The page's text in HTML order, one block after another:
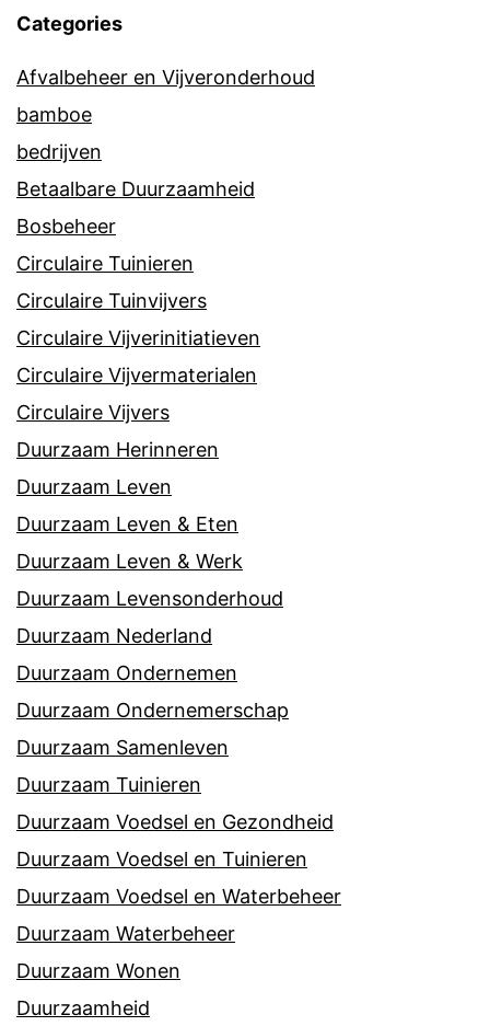
Categories
Afvalbeheer en Vijveronderhoud
bamboe
bedrijven
Betaalbare Duurzaamheid
Bosbeheer
Circulaire Tuinieren
Circulaire Tuinvijvers
Circulaire Vijverinitiatieven
Circulaire Vijvermaterialen
Circulaire Vijvers
Duurzaam Herinneren
Duurzaam Leven
Duurzaam Leven & Eten
Duurzaam Leven & Werk
Duurzaam Levensonderhoud
Duurzaam Nederland
Duurzaam Ondernemen
Duurzaam Ondernemerschap
Duurzaam Samenleven
Duurzaam Tuinieren
Duurzaam Voedsel en Gezondheid
Duurzaam Voedsel en Tuinieren
Duurzaam Voedsel en Waterbeheer
Duurzaam Waterbeheer
Duurzaam Wonen
Duurzaamheid